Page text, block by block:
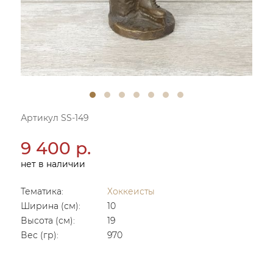
Артикул SS-149
9 400 р.
нет в наличии
Тематика:
Хоккеисты
Ширина (см):
10
Высота (см):
19
Вес (гр):
970